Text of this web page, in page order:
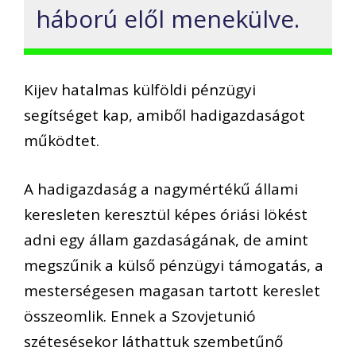
háború elől menekülve.
Kijev hatalmas külföldi pénzügyi
segítséget kap, amiből hadigazdaságot
működtet.
A hadigazdaság a nagymértékű állami
keresleten keresztül képes óriási lökést
adni egy állam gazdaságának, de amint
megszűnik a külső pénzügyi támogatás, a
mesterségesen magasan tartott kereslet
összeomlik. Ennek a Szovjetunió
szétesésekor láthattuk szembetűnő